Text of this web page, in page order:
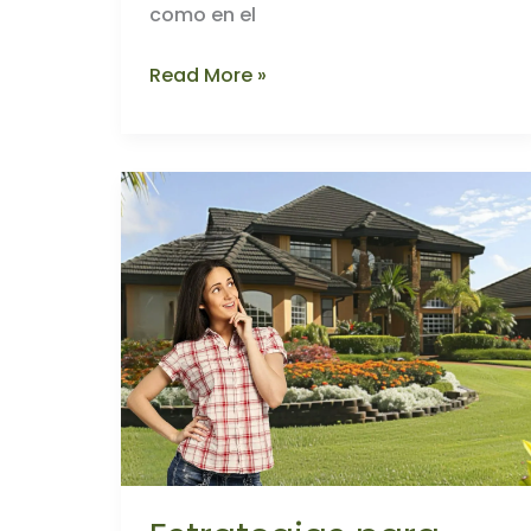
como en el
Guía
Comprar
tu
Primera
Casa
Read More »